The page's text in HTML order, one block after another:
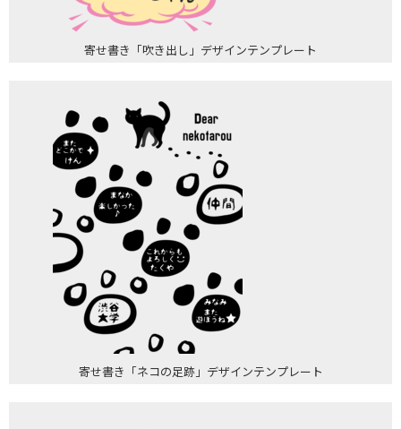
寄せ書き「吹き出し」デザインテンプレート
寄せ書き「ネコの足跡」デザインテンプレート